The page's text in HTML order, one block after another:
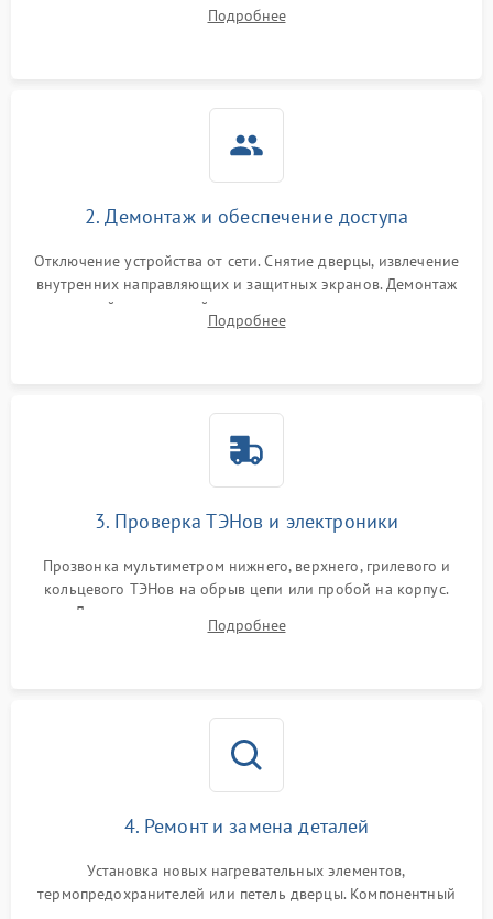
конвекцией, панелью управления или блокировкой дверцы.
Подробнее
2. Демонтаж и обеспечение доступа
Отключение устройства от сети. Снятие дверцы, извлечение
внутренних направляющих и защитных экранов. Демонтаж
задней или верхней панели для прямого доступа к
нагревательным элементам, плате и вентиляторам.
Подробнее
3. Проверка ТЭНов и электроники
Прозвонка мультиметром нижнего, верхнего, грилевого и
кольцевого ТЭНов на обрыв цепи или пробой на корпус.
Диагностика термостата, датчиков температуры,
переключателя режимов и мотора конвекции.
Подробнее
4. Ремонт и замена деталей
Установка новых нагревательных элементов,
термопредохранителей или петель дверцы. Компонентный